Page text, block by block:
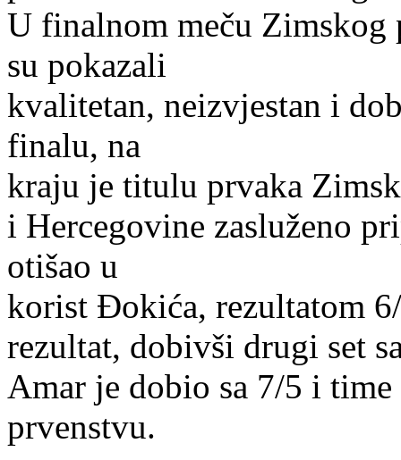
U finalnom meču
su pokazali
kvalitetan, neizvjestan i
finalu, na
kraju je titulu prvaka
i Hercegovine zasluženo
otišao u
korist Đokića, rezultatom
rezultat, dobivši drugi set
Amar je dobio sa 7/5 i
prvenstvu.